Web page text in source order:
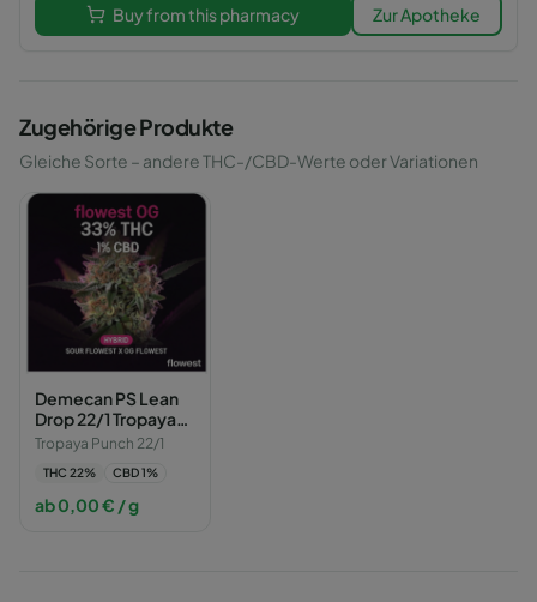
Buy from this pharmacy Zur Apotheke
Zugehörige Produkte
Gleiche Sorte – andere THC-/CBD-Werte oder Variationen
Demecan PS Lean
Drop 22/1 Tropaya
Punch
Tropaya Punch 22/1
THC 22% CBD1%
ab0,00€ / g